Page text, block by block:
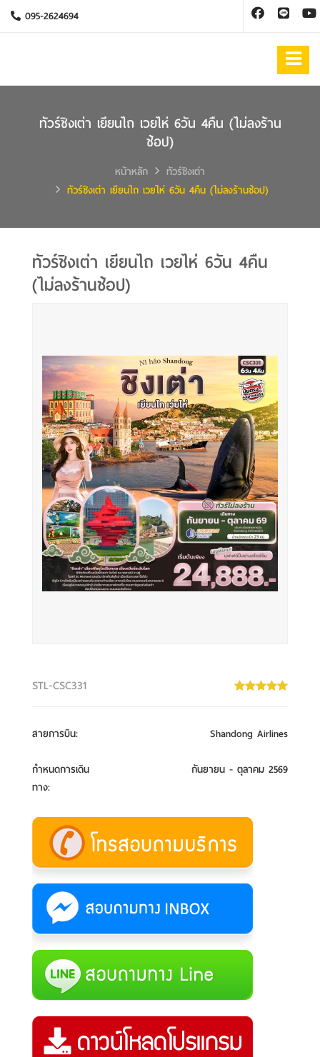
095-2624694
ทัวร์ชิงเต่า เยียนไถ เวยไห่ 6วัน 4คืน (ไม่ลงร้าน
ช้อป)
หน้าหลัก
ทัวร์ชิงเต่า
ทัวร์ชิงเต่า เยียนไถ เวยไห่ 6วัน 4คืน (ไม่ลงร้านช้อป)
ทัวร์ชิงเต่า เยียนไถ เวยไห่ 6วัน 4คืน
(ไม่ลงร้านช้อป)
STL-CSC331
สายการบิน: Shandong Airlines
กำหนดการเดิน
ทาง:
กันยายน - ตุลาคม 2569